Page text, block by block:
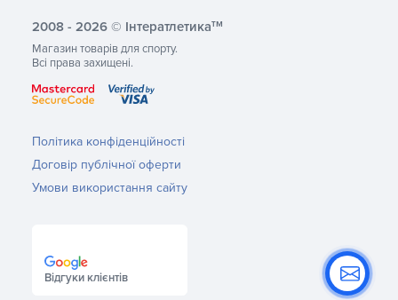
2008 - 2026 © Інтератлетикатм
Магазин товарів для спорту.
Всі права захищені.
Політика конфіденційності
Договір публічної оферти
Умови використання сайту
Відгуки клієнтів